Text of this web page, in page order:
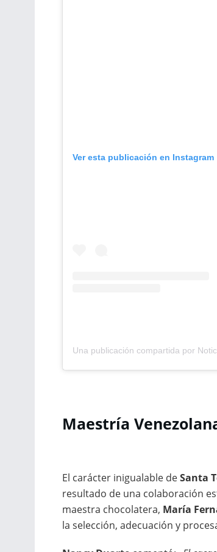
Ver esta publicación en Instagram
Maestría
El carácter inigualable deSanta
resultado de una colaboración
maestra chocolatera, María
la selección, adecuación y